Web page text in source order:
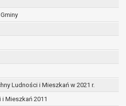
Ludności i Mieszkań w 2021 r.
Mieszkań 2011
umów o dofinansowanie
pozyskania
przez okres wynikający z
zawartej między
instytucją, trwałości
zachowania
do celów kontrolnych.
przez
osobowych przysługuje